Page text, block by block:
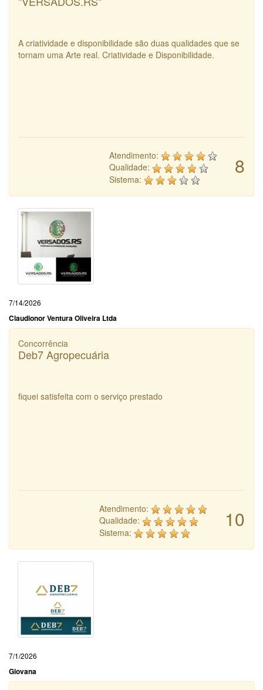
A criatividade e disponibilidade são duas qualidades que se
tornam uma Arte real. Criatividade e Disponibilidade.
8
Atendimento:
Qualidade:
Sistema:
7/14/2026
Claudionor Ventura Oliveira Ltda
Concorrência
Deb7 Agropecuária
fiquei satisfeita com o serviço prestado
10
Atendimento:
Qualidade:
Sistema:
7/1/2026
Giovana